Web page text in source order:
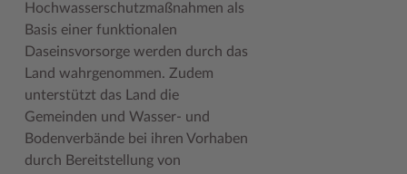
Woche der Seelischen Gesundheit
#MeinStormarn
Karrieretag
Zahlen, Daten, Fakten
Hochwasserschutzmaßnahmen als
Basis einer funktionalen
Daseinsvorsorge werden durch das
Land wahrgenommen. Zudem
unterstützt das Land die
Gemeinden und Wasser- und
Bodenverbände bei ihren Vorhaben
durch Bereitstellung von